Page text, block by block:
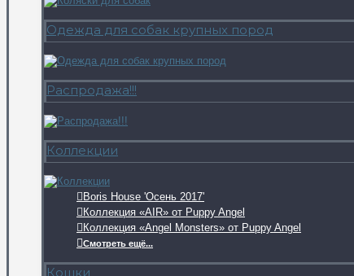
Одежда для собак крупных пород
Распродажа!!!
Коллекции
Boris House 'Осень 2017'
Коллекция «AIR» от Puppy Angel
Коллекция «Angel Monsters» от Puppy Angel
Смотреть ещё...
Кошки